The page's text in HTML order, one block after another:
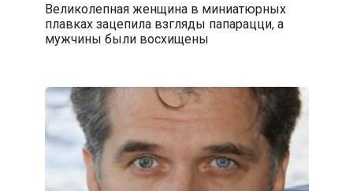
Великолепная женщина в миниатюрных
плавках зацепила взгляды папарацци, а
мужчины были восхищены